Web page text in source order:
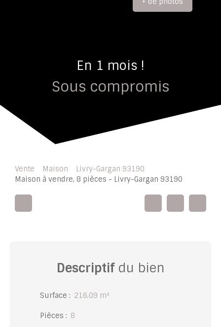
En 1 mois !
Sous compromis
Vente Maison
Livry-Gargan 93190
Maison à vendre, 8 pièces - Livry-Gargan 93190
Descriptifdu bien
Surface : 216.09 m²
Pièces : 8